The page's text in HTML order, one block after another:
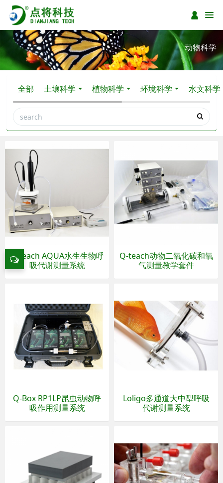
动物科学
全部 土壤科学 植物科学 环境科学 水文科学
Q-teach AQUA水生生物呼
吸代谢测量系统
Q-teach动物二氧化碳和氧
气测量教学套件
Q-Box RP1LP昆虫动物呼
吸作用测量系统
Loligo多通道大中型呼吸
代谢测量系统